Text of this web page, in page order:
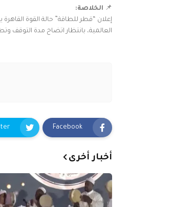
📌 الخلاصة:
إعلان “قطر للطاقة” حالة القوة
العالمية، بانتظار اتضاح مدة التوقف
Facebook
أخبار أخرى